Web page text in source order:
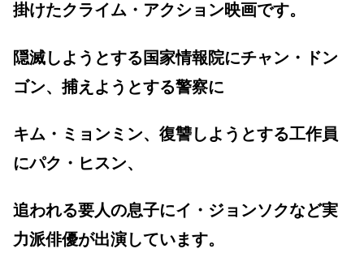
掛けたクライム・アクション映画です。
隠滅しようとする国家情報院にチャン・ドン
ゴン、捕えようとする警察に
キム・ミョンミン、復讐しようとする工作員
にパク・ヒスン、
追われる要人の息子にイ・ジョンソクなど実
力派俳優が出演しています。